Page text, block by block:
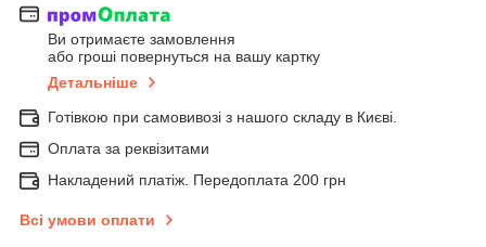
Ви отримаєте замовлення
або гроші повернуться на вашу картку
Детальніше
Готівкою при самовивозі з нашого складу в Києві.
Оплата за реквізитами
Накладений платіж. Передоплата 200 грн
Всі умови оплати